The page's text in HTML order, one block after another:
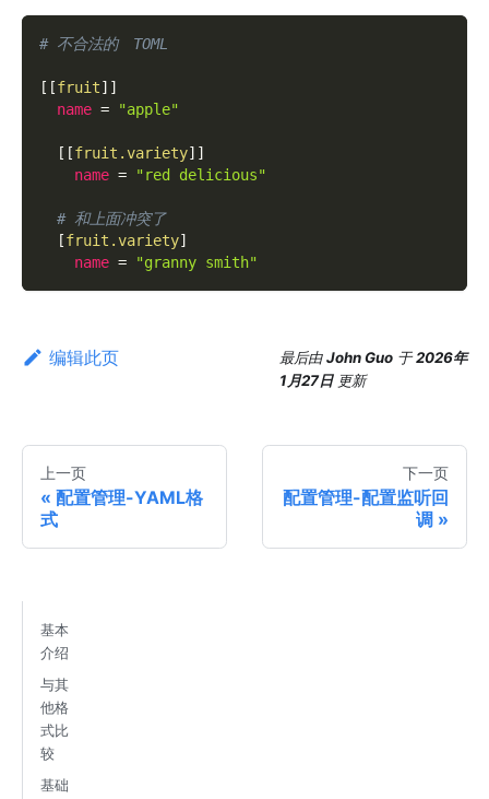
# 不合法的　TOML
[ [fruit] ]
name = "apple"
[ [fruit.variety] ]
name = "red delicious"
# 和上面冲突了
[fruit.variety]
name = "granny smith"
编辑此页 最后由John Guo 于2026年
1月27日 更新
上一页
配置管理-YAML格
式
下一页
配置管理-配置监听回
调
基本
介绍
与其
他格
式比
较
基础